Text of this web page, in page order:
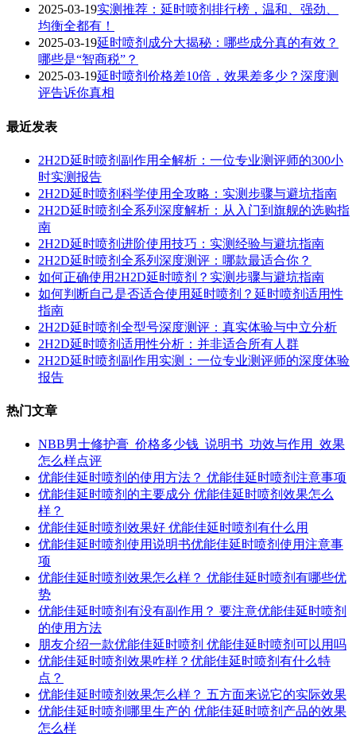
2025-03-19实测推荐：延时喷剂排行榜，温和、强劲、
均衡全都有！
2025-03-19延时喷剂成分大揭秘：哪些成分真的有效？
哪些是“智商税”？
2025-03-19延时喷剂价格差10倍，效果差多少？深度测
评告诉你真相
最近发表
2H2D延时喷剂副作用全解析：一位专业测评师的300小
时实测报告
2H2D延时喷剂科学使用全攻略：实测步骤与避坑指南
2H2D延时喷剂全系列深度解析：从入门到旗舰的选购指
南
2H2D延时喷剂进阶使用技巧：实测经验与避坑指南
2H2D延时喷剂全系列深度测评：哪款最适合你？
如何正确使用2H2D延时喷剂？实测步骤与避坑指南
如何判断自己是否适合使用延时喷剂？延时喷剂适用性
指南
2H2D延时喷剂全型号深度测评：真实体验与中立分析
2H2D延时喷剂适用性分析：并非适合所有人群
2H2D延时喷剂副作用实测：一位专业测评师的深度体验
报告
热门文章
NBB男士修护膏_价格多少钱_说明书_功效与作用_效果
怎么样点评
优能佳延时喷剂的使用方法？ 优能佳延时喷剂注意事项
优能佳延时喷剂的主要成分 优能佳延时喷剂效果怎么
样？
优能佳延时喷剂效果好 优能佳延时喷剂有什么用
优能佳延时喷剂使用说明书优能佳延时喷剂使用注意事
项
优能佳延时喷剂效果怎么样？ 优能佳延时喷剂有哪些优
势
优能佳延时喷剂有没有副作用？ 要注意优能佳延时喷剂
的使用方法
朋友介绍一款优能佳延时喷剂 优能佳延时喷剂可以用吗
优能佳延时喷剂效果咋样？优能佳延时喷剂有什么特
点？
优能佳延时喷剂效果怎么样？ 五方面来说它的实际效果
优能佳延时喷剂哪里生产的 优能佳延时喷剂产品的效果
怎么样